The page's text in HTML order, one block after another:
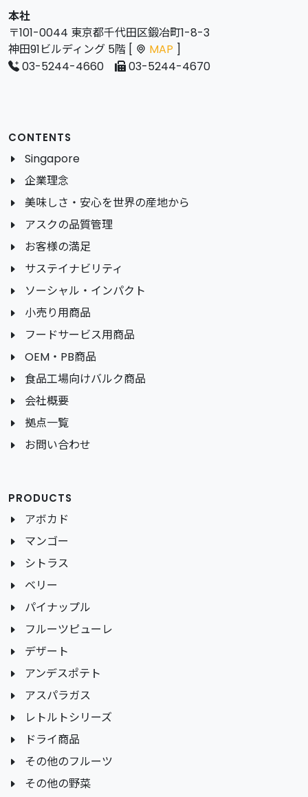
本社
〒101-0044 東京都千代田区鍛冶町1-8-3
神田91ビルディング 5階 [
MAP ]
03-5244-4660
03-5244-4670
CONTENTS
Singapore
企業理念
美味しさ・安心を世界の産地から
アスクの品質管理
お客様の満足
サステイナビリティ
ソーシャル・インパクト
小売り用商品
フードサービス用商品
OEM・PB商品
食品工場向けバルク商品
会社概要
拠点一覧
お問い合わせ
PRODUCTS
アボカド
マンゴー
シトラス
ベリー
パイナップル
フルーツピューレ
デザート
アンデスポテト
アスパラガス
レトルトシリーズ
ドライ商品
その他のフルーツ
その他の野菜